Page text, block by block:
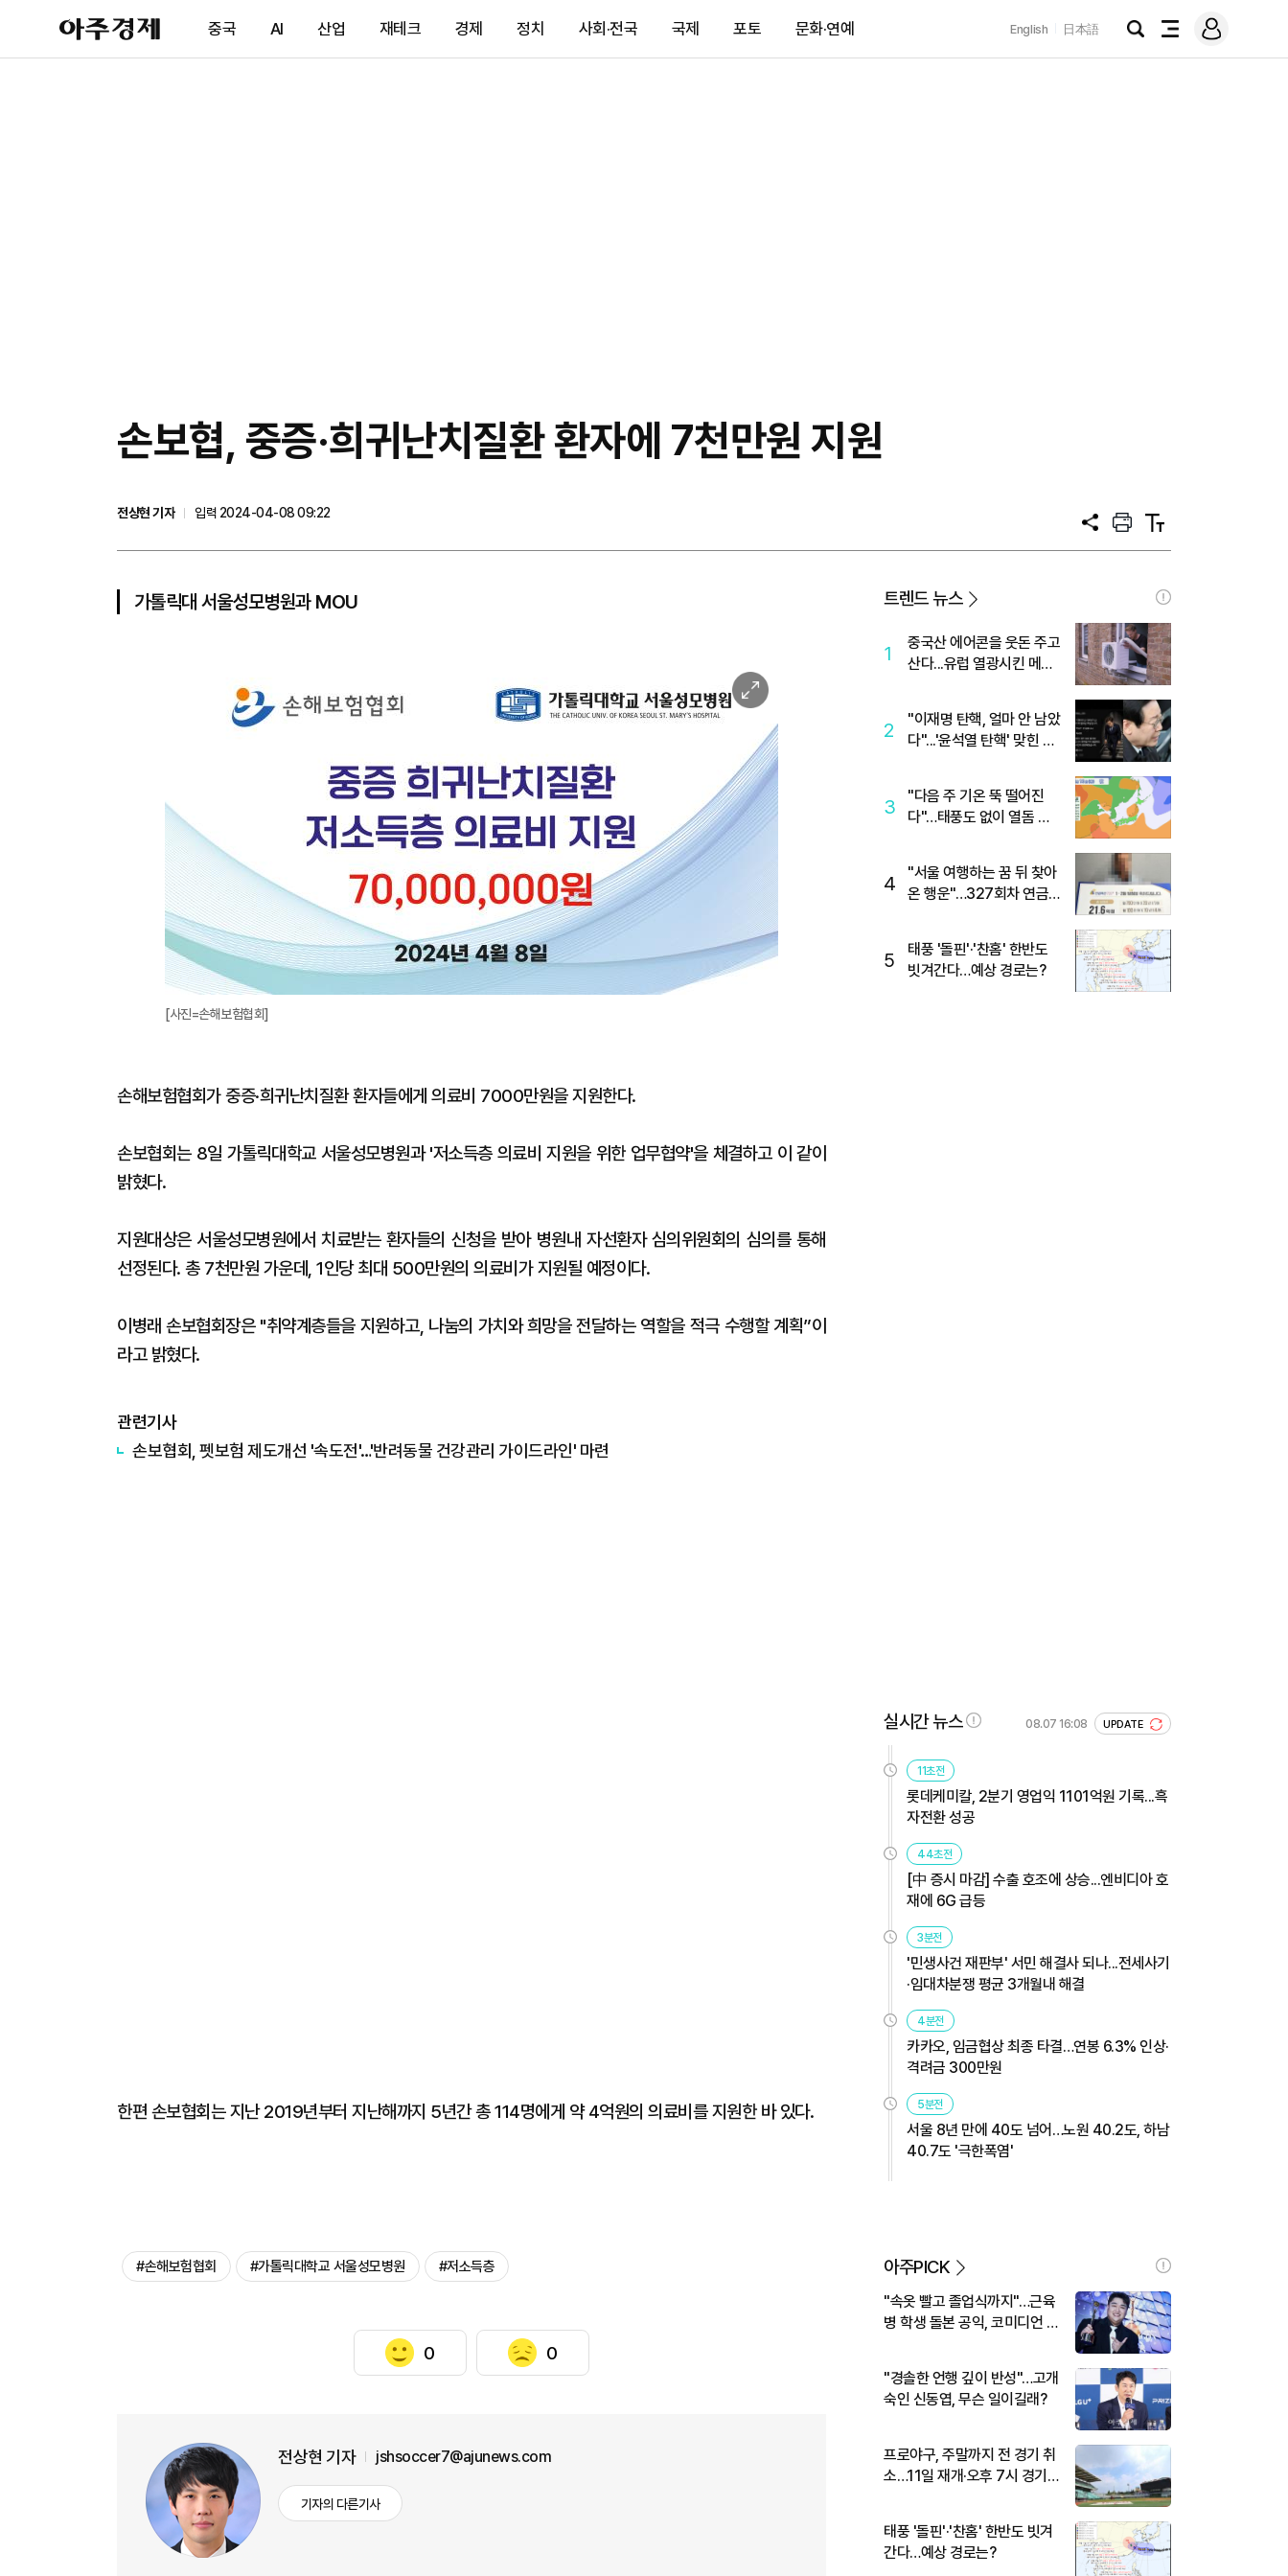
아
주
제
중국 AI 산업 재테크 경제 정치 사회·전국 국제 포토 문화·연예 English 日本語
검
전
메
그
손보협, 중증·희귀난치질환 환자에 7천만원 지원
전상현 기자
입력 2024-04-08 09:22
공
프
트
텍
트
가톨릭대 서울성모병원과 MOU
이
미
확
대
[사진=손해보험협회]
손해보험협회가 중증·희귀난치질환 환자들에게 의료비 7000만원을 지원한다.
손보협회는 8일 가톨릭대학교 서울성모병원과 '저소득층 의료비 지원을 위한 업무협약'을 체결하고 이 같이
밝혔다.
지원대상은 서울성모병원에서 치료받는 환자들의 신청을 받아 병원내 자선환자 심의위원회의 심의를 통해
선정된다. 총 7천만원 가운데, 1인당 최대 500만원의 의료비가 지원될 예정이다.
이병래 손보협회장은 "취약계층들을 지원하고, 나눔의 가치와 희망을 전달하는 역할을 적극 수행할 계획”이
라고 밝혔다.
관련기사
손보협회, 펫보험 제도개선 '속도전'…'반려동물 건강관리 가이드라인' 마련
한편 손보협회는 지난 2019년부터 지난해까지 5년간 총 114명에게 약 4억원의 의료비를 지원한 바 있다.
#손해보험협회 #가톨릭대학교 서울성모병원 #저소득층
0 0
전상현 기자 jshsoccer7@ajunews.com
기자의 다른기사
트렌드 뉴스
1
중국산 에어콘을 웃돈 주고
산다...유럽 열광시킨 메이
2
"이재명 탄핵, 얼마 안 남았
다"...'윤석열 탄핵' 맞힌 무
3
"다음 주 기온 뚝 떨어진
다"…태풍도 없이 열돔 박
4
"서울 여행하는 꿈 뒤 찾아
온 행운"…327회차 연금
5
태풍 '돌핀'·'찬홈' 한반도
빗겨간다…예상 경로는?
실시간 뉴스 08.07 16:08 UPDATE
11초전
롯데케미칼, 2분기 영업익 1101억원 기록...흑
자전환 성공
44초전
[中 증시 마감] 수출 호조에 상승...엔비디아 호
재에 6G 급등
3분전
'민생사건 재판부' 서민 해결사 되나...전세사기
·임대차분쟁 평균 3개월내 해결
4분전
카카오, 임금협상 최종 타결…연봉 6.3% 인상·
격려금 300만원
5분전
서울 8년 만에 40도 넘어…노원 40.2도, 하남
40.7도 '극한폭염'
아주PICK
"속옷 빨고 졸업식까지"…근육
병 학생 돌본 공익, 코미디언 김
"경솔한 언행 깊이 반성"…고개
숙인 신동엽, 무슨 일이길래?
프로야구, 주말까지 전 경기 취
소…11일 재개·오후 7시 경기
태풍 '돌핀'·'찬홈' 한반도 빗겨
간다…예상 경로는?